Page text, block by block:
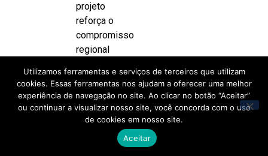
projeto
reforça o
compromisso
regional
proteção
de
nascentes
mananciais,
Utilizamos ferramentas e serviços de terceiros que utilizam
cookies. Essas ferramentas nos ajudam a oferecer uma melhor
experiência de navegação no site. Ao clicar no botão “Aceitar”
ou continuar a visualizar nosso site, você concorda com o uso
de cookies em nosso site.
Aceitar